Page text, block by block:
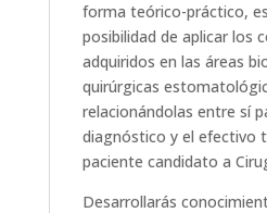
forma teórico-práctico,
posibilidad de aplicar los
adquiridos en las áreas
quirúrgicas
relacionándolas entre sí
diagnóstico y el efectivo
paciente candidato a
Desarrollarás